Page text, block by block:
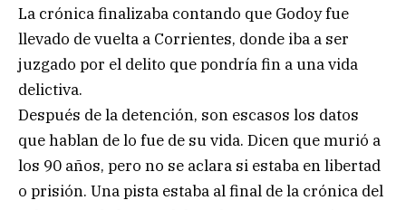
La crónica finalizaba contando que Godoy fue
llevado de vuelta a Corrientes, donde iba a ser
juzgado por el delito que pondría fin a una vida
delictiva.
Después de la detención, son escasos los datos
que hablan de lo fue de su vida. Dicen que murió a
los 90 años, pero no se aclara si estaba en libertad
o prisión. Una pista estaba al final de la crónica del